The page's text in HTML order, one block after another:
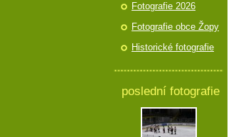
Fotografie 2026
Fotografie obce Žopy
Historické fotografie
poslední fotografie